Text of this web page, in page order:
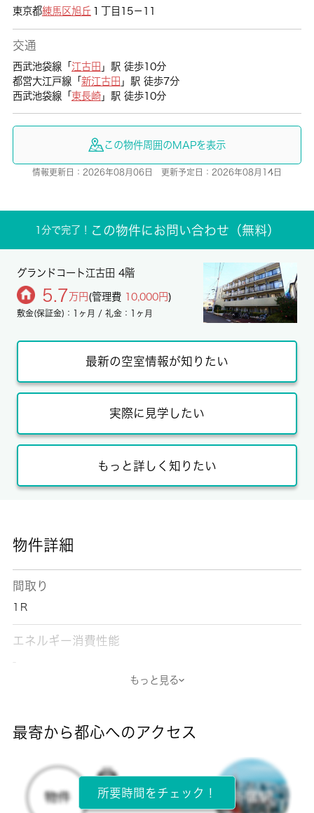
東京都練馬区旭丘 １丁目15－11
交通
西武池袋線「 江古田 」駅 徒歩10分
都営大江戸線「 新江古田 」駅 徒歩7分
西武池袋線「 東長崎」駅 徒歩10分
この物件周囲のMAPを表示
情報更新日：2026年08月06日 更新予定日：2026年08月14日
1分で完了！ この物件にお問い合わせ（無料）
グランドコート江古田 4階
5.7 万円 (管理費 10,000円)
敷金(保証金)：1ヶ月 / 礼金：1ヶ月
最新の空室情報が知りたい
実際に見学したい
もっと詳しく知りたい
物件詳細
間取り
1Ｒ
エネルギー消費性能
-
所在階
もっと見る
最寄から都心へのアクセス
所要時間をチェック！